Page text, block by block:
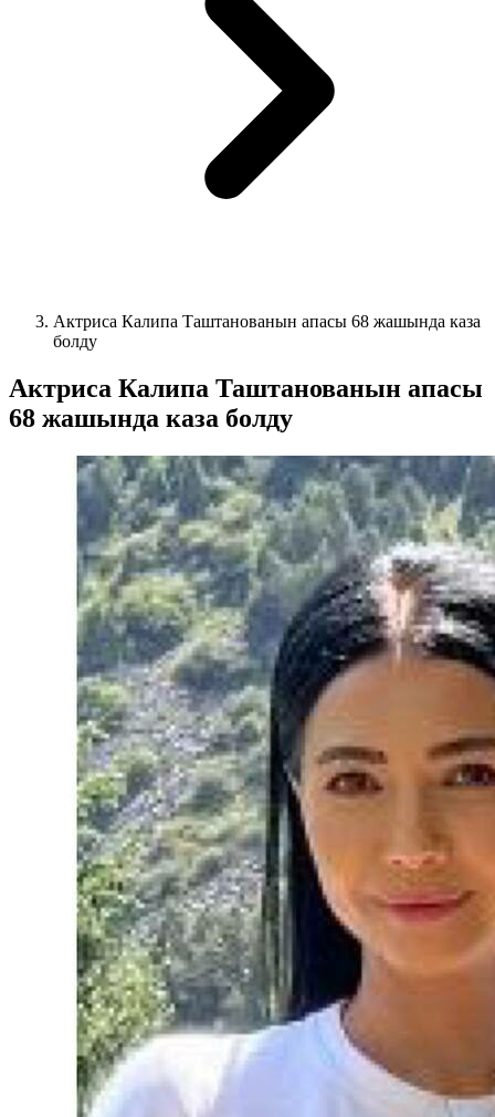
Актриса Калипа Таштанованын апасы 68 жашында каза
болду
Актриса Калипа Таштанованын апасы
68 жашында каза болду